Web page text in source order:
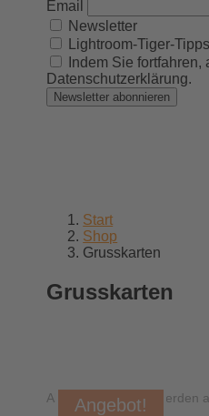
Email
Newsletter
Lightroom-Tiger-Tipps
Indem Sie
Datenschutzerklärung.
Start
Shop
Grusskarten
Grusskarten
Alle 11 Ergebnisse werden
Angebot!